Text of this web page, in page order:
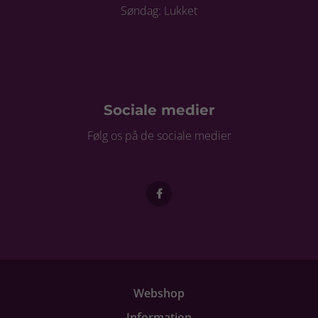
Søndag: Lukket
Sociale medier
Følg os på de sociale medier
Webshop